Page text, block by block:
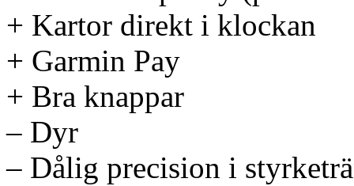
+ Kartor direkt i klockan
+ Garmin Pay
+ Bra knappar
– Dyr
– Dålig precision i